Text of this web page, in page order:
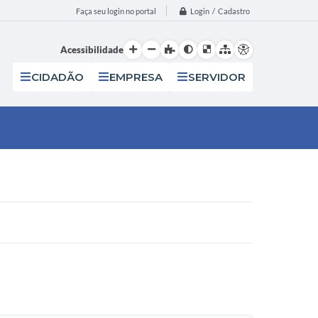
Faça seu login no portal Login / Cadastro
Acessibilidade
CIDADÃO EMPRESA SERVIDOR